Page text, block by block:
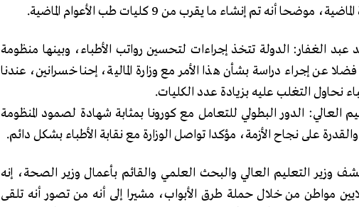
موضحا أنه تم إنشاء ما يقرب من 9 كليات طب الأعوام الماضية.
عبد الغفار: الدولة تتخذ إجراءات لتحسين رواتب الأطباء، وبينها منظومة
عن إجراء دراسة بشأن هذا الأمر مع وزارة المالية، إحنا خسرانين، عندنا
نحاول التغلب عليه بزيادة عدد الكليات.
العالي: الدور البطولي للتعامل مع كورونا بمثابة شهادة لصمود المنظومة
على نجاح الأزمة، مؤكدا تواصل الوزارة مع نقابة الأطباء بشكل دائم.
وزير التعليم العالي والبحث العلمي والقائم بأعمال وزير الصحة، إنه
تطعيم 7 ملايين مواطن من خلال حملة طرق الأبواب، مشيرا إلى أنه من تصور أنه تلقى